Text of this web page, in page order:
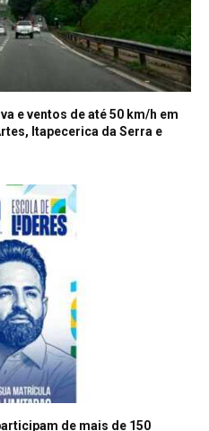
e ventos de até 50 km/h em
Itapecerica da Serra e
de mais de 150